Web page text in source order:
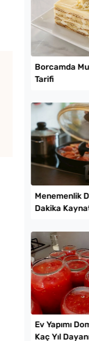
3 Farklı
İşi Tarifi
Borcam Tatlısı